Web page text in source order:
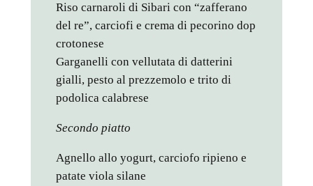
Riso carnaroli di Sibari con “zafferano
del re”, carciofi e crema di pecorino dop
crotonese
Garganelli con vellutata di datterini
gialli, pesto al prezzemolo e trito di
podolica calabrese
Secondo piatto
Agnello allo yogurt, carciofo ripieno e
patate viola silane